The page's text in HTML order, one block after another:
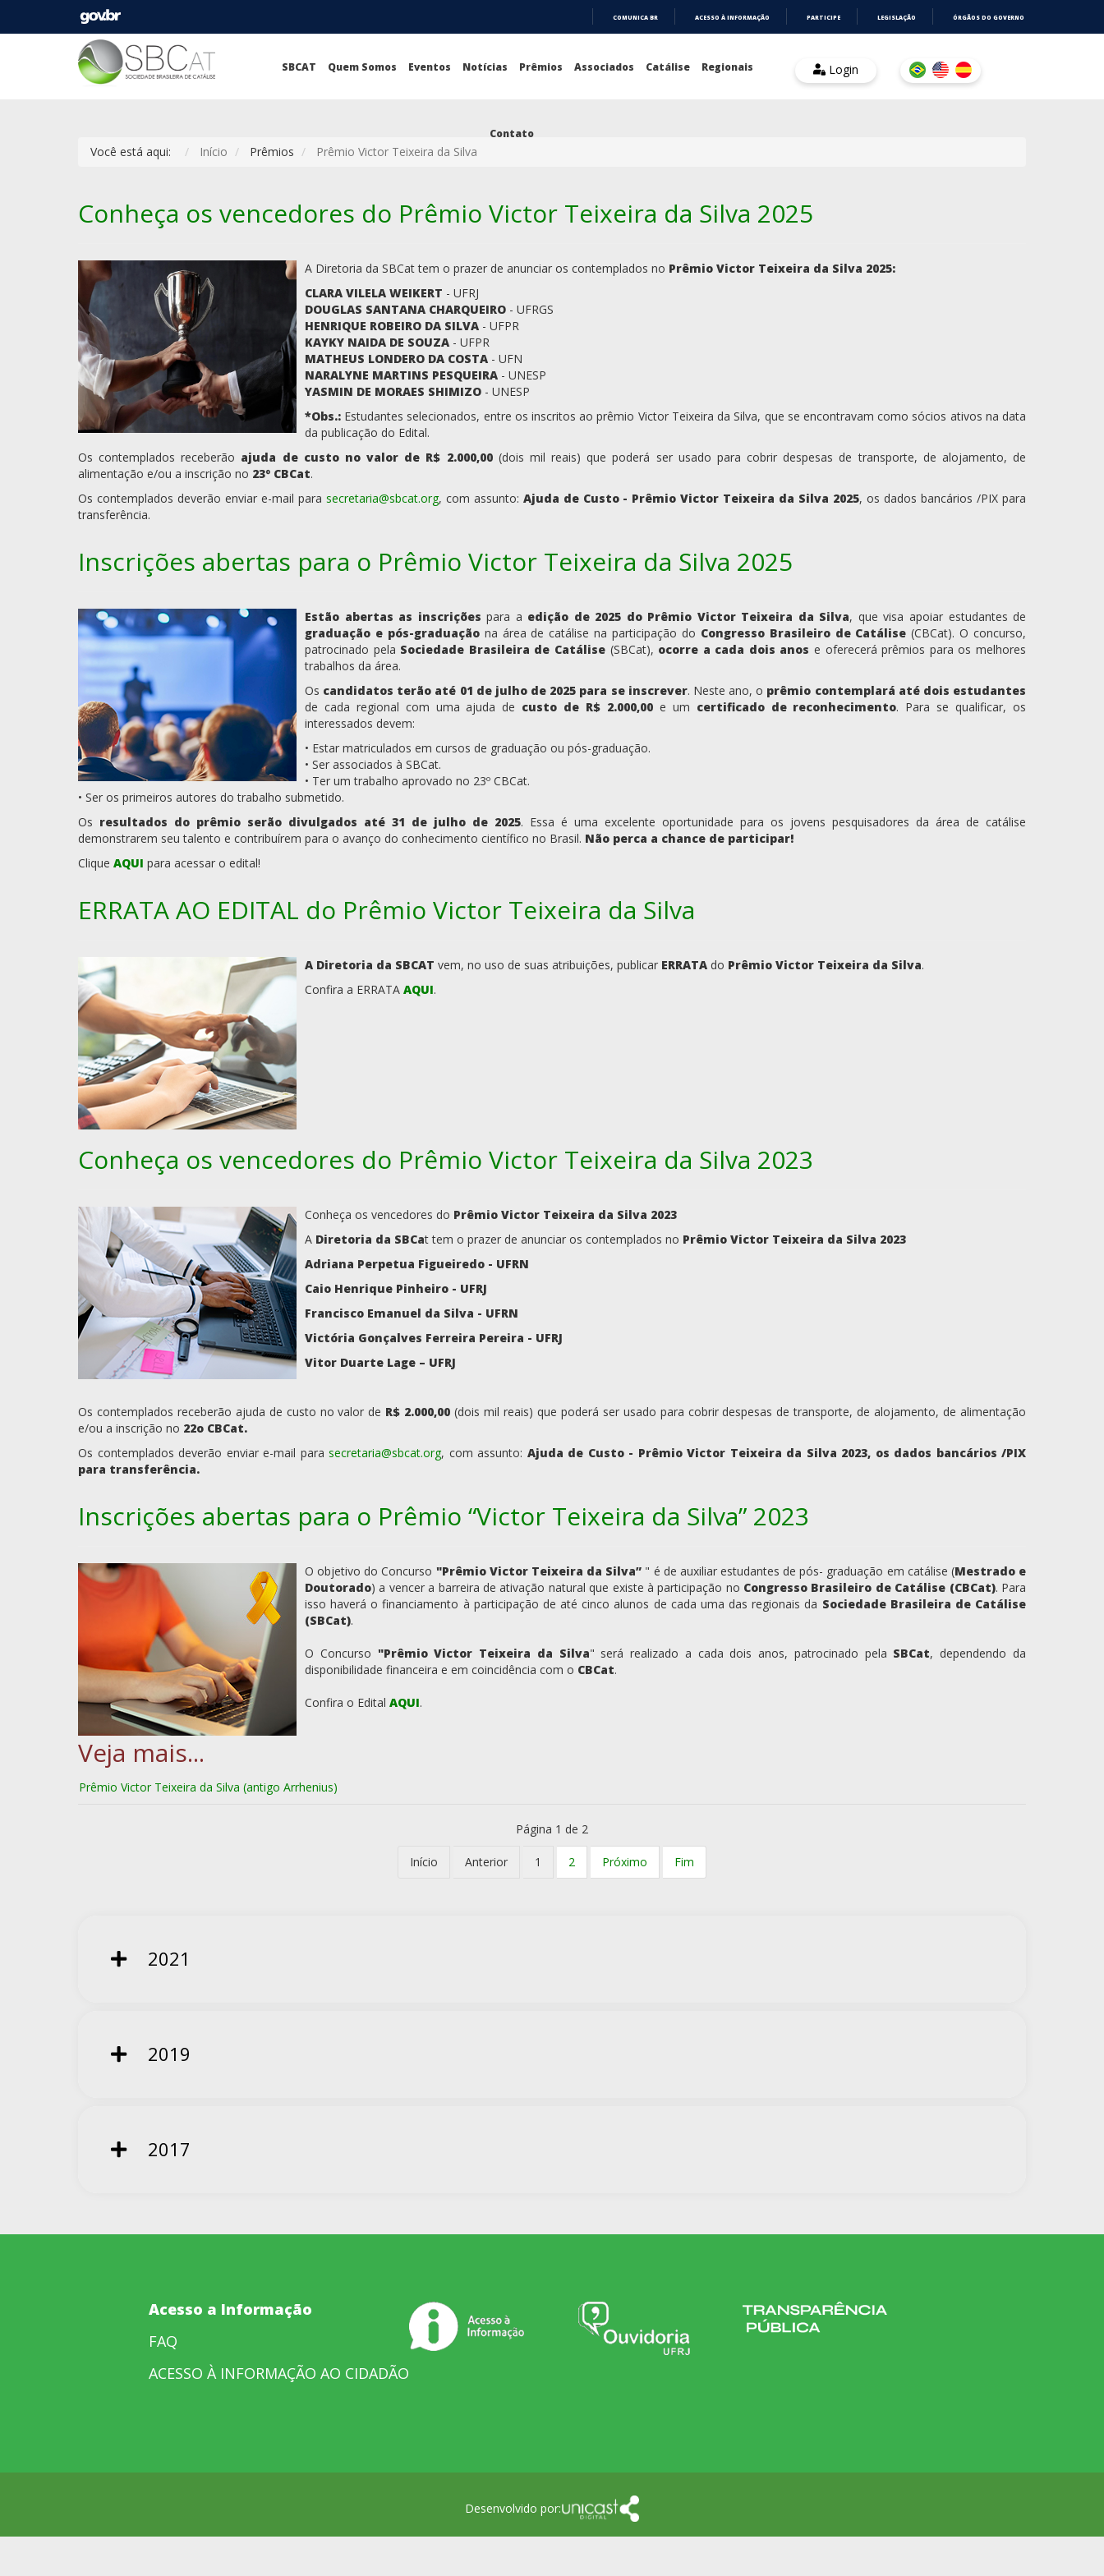
COMUNICA BR ACESSO À INFORMAÇÃO PARTICIPE LEGISLAÇÃO ÓRGÃOS DO GOVERNO
SBCAT Quem Somos Eventos Notícias Prêmios Associados Catálise Regionais
Contato
Login
Você está aqui: Início Prêmios Prêmio Victor Teixeira da Silva
Conheça os vencedores do Prêmio Victor Teixeira da Silva 2025
A Diretoria da SBCat tem o prazer de anunciar os contemplados no Prêmio Victor Teixeira da Silva 2025:
CLARA VILELA WEIKERT - UFRJ
DOUGLAS SANTANA CHARQUEIRO - UFRGS
HENRIQUE ROBEIRO DA SILVA - UFPR
KAYKY NAIDA DE SOUZA - UFPR
MATHEUS LONDERO DA COSTA - UFN
NARALYNE MARTINS PESQUEIRA - UNESP
YASMIN DE MORAES SHIMIZO - UNESP
*Obs.: Estudantes selecionados, entre os inscritos ao prêmio Victor Teixeira da Silva, que se encontravam como sócios ativos na data
da publicação do Edital.
Os contemplados receberão ajuda de custo no valor de R$ 2.000,00(dois mil reais) que poderá ser usado para cobrir despesas de transporte, de alojamento, de
alimentação e/ou a inscrição no 23º CBCat.
Os contemplados deverão enviar e-mail para secretaria@sbcat.org, com assunto: Ajuda de Custo - Prêmio Victor Teixeira da Silva 2025, os dados bancários /PIX para
transferência.
Inscrições abertas para o Prêmio Victor Teixeira da Silva 2025
Estão abertas as inscrições para a edição de 2025 do Prêmio Victor Teixeira da Silva, que visa apoiar estudantes de
graduação e pós-graduaçãona área de catálise na participação do Congresso Brasileiro de Catálise (CBCat). O concurso,
patrocinado pela Sociedade Brasileira de Catálise(SBCat), ocorre a cada dois anos e oferecerá prêmios para os melhores
trabalhos da área.
Os candidatos terão até 01 de julho de 2025 para se inscrever. Neste ano, o prêmio contemplará até dois estudantes
de cada regional com uma ajuda de custo de R$ 2.000,00e um certificado de reconhecimento. Para se qualificar, os
interessados devem:
• Estar matriculados em cursos de graduação ou pós-graduação.
• Ser associados à SBCat.
• Ter um trabalho aprovado no 23º CBCat.
• Ser os primeiros autores do trabalho submetido.
Os resultados do prêmio serão divulgados até 31 de julho de 2025. Essa é uma excelente oportunidade para os jovens pesquisadores da área de catálise
demonstrarem seu talento e contribuírem para o avanço do conhecimento científico no Brasil. Não perca a chance de participar!
Clique AQUI para acessar o edital!
ERRATA AO EDITAL do Prêmio Victor Teixeira da Silva
A Diretoria da SBCAT vem, no uso de suas atribuições, publicar ERRATA do Prêmio Victor Teixeira da Silva.
Confira a ERRATA AQUI.
Conheça os vencedores do Prêmio Victor Teixeira da Silva 2023
Conheça os vencedores do Prêmio Victor Teixeira da Silva 2023
A Diretoria da SBCat tem o prazer de anunciar os contemplados no Prêmio Victor Teixeira da Silva 2023
Adriana Perpetua Figueiredo - UFRN
Caio Henrique Pinheiro - UFRJ
Francisco Emanuel da Silva - UFRN
Victória Gonçalves Ferreira Pereira - UFRJ
Vitor Duarte Lage – UFRJ
Os contemplados receberão ajuda de custo no valor de R$ 2.000,00 (dois mil reais) que poderá ser usado para cobrir despesas de transporte, de alojamento, de alimentação
e/ou a inscrição no 22o CBCat.
Os contemplados deverão enviar e-mail para secretaria@sbcat.org, com assunto: Ajuda de Custo - Prêmio Victor Teixeira da Silva 2023, os dados bancários /PIX
para transferência.
Inscrições abertas para o Prêmio “Victor Teixeira da Silva” 2023
O objetivo do Concurso "Prêmio Victor Teixeira da Silva” " é de auxiliar estudantes de pós- graduação em catálise (Mestrado e
Doutorado) a vencer a barreira de ativação natural que existe à participação no Congresso Brasileiro de Catálise (CBCat). Para
isso haverá ofinanciamento à participação de até cinco alunos de cada uma das regionais da Sociedade Brasileira de Catálise
(SBCat).
O Concurso "Prêmio Victor Teixeira da Silva" será realizado a cada dois anos, patrocinado pela SBCat, dependendo da
disponibilidade financeira e em coincidência com o CBCat.
Confira o Edital AQUI.
Prêmio Victor Teixeira da Silva (antigo Arrhenius)
Página 1 de 2
Início Anterior 1 2 Próximo Fim
2021
2019
2017
Acesso a Informação
FAQ
ACESSO À INFORMAÇÃO AO CIDADÃO
Desenvolvido por: